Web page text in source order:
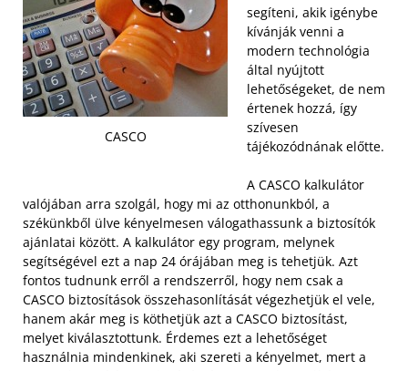
CASCO
segíteni, akik igénybe
kívánják venni a
modern technológia
által nyújtott
lehetőségeket, de nem
értenek hozzá, így
szívesen
tájékozódnának előtte.
A CASCO kalkulátor
valójában arra szolgál, hogy mi az otthonunkból, a
székünkből ülve kényelmesen válogathassunk a biztosítók
ajánlatai között. A kalkulátor egy program, melynek
segítségével ezt a nap 24 órájában meg is tehetjük. Azt
fontos tudnunk erről a rendszerről, hogy nem csak a
CASCO biztosítások összehasonlítását végezhetjük el vele,
hanem akár meg is köthetjük azt a CASCO biztosítást,
melyet kiválasztottunk. Érdemes ezt a lehetőséget
használnia mindenkinek, aki szereti a kényelmet, mert a